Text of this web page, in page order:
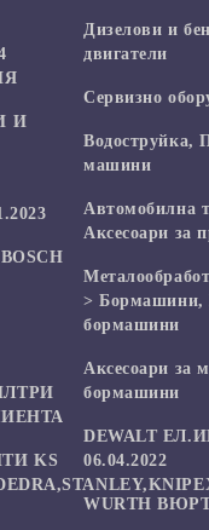
И
KS
Дизелови и
двигатели
Сервизно
Водоструйка,
машини
Автомобилна
Аксесоари за
> Бормашини,
бормашини
Аксесоари за
бормашини
DEWALT
06.04.2022
WURTH